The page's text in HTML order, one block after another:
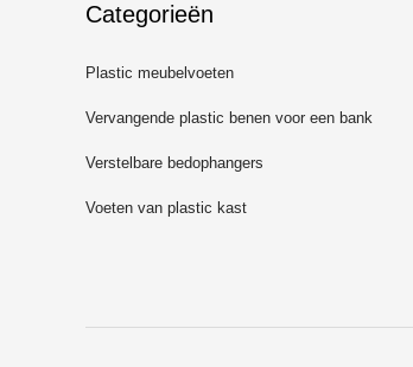
Categorieën
Plastic meubelvoeten
Vervangende plastic benen voor een bank
Verstelbare bedophangers
Voeten van plastic kast